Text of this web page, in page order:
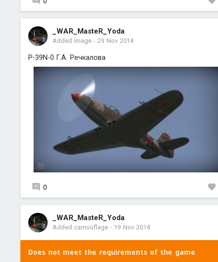
_WAR_MasteR_Yoda
Added image-29 Nov 2014
P-39N-0 Г.А. Речкалова
0
_WAR_MasteR_Yoda
Added camouflage- 19 Nov 2014
Does not meet the requirements of the game